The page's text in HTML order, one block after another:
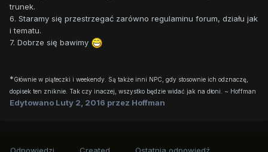
trunek.
6. Staramy się przestrzegać zarówno regulaminu forum, działu jak
i tematu.
7. Dobrze się bawimy
*Głównie w piąteczki i weekendy. Są także inni NPC, gdy stosownie ich odznaczę,
dopisek ten zniknie. Tak czy inaczej, wszystko będzie widać jak na dłoni. ~ Hoffman
Edytowano Luty 2, 2016 przez Hoffman